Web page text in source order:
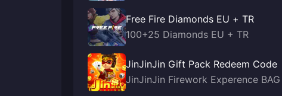
Free Fire Diamonds EU + TR
100+25 Diamonds EU + TR
JinJinJin Gift Pack Redeem Code
JinJinJin Firework Experence BAG